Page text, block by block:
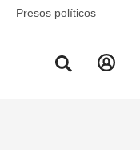
Presos políticos